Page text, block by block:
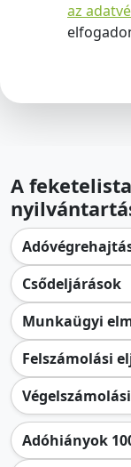
az
A
Csődeljárások
Munkaügyi
Felszámolási
Adóhiányok